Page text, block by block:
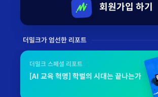
회원가입 하기
더밀크가 엄선한 리포트
더밀크 스페셜 리포트
[AI 교육 혁명] 학벌의 시대는 끝나는가